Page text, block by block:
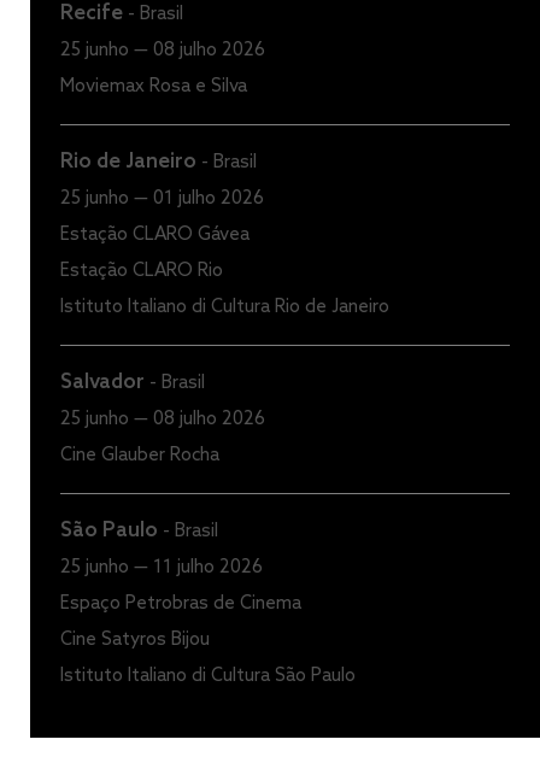
Recife - Brasil
25 junho — 08 julho 2026
Moviemax Rosa e Silva
Rio de Janeiro - Brasil
25 junho — 01 julho 2026
Estação CLARO Gávea
Estação CLARO Rio
Istituto Italiano di Cultura Rio de Janeiro
Salvador - Brasil
25 junho — 08 julho 2026
Cine Glauber Rocha
São Paulo - Brasil
25 junho — 11 julho 2026
Espaço Petrobras de Cinema
Cine Satyros Bijou
Istituto Italiano di Cultura São Paulo